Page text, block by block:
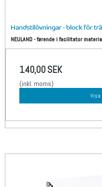
Handstilövningar - block för
NEULAND - førende i facilitator
140,00 SEK
(inkl. moms)